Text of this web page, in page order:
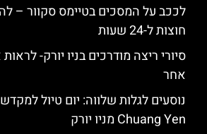
לככב על המסכים בטיימס סקוור –
חוצות ל-24 שעות
סיורי ריצה מודרכים בניו יורק-
אחר
נוסעים לגלות שלווה: יום טיול
Chuang Yen מניו יורק